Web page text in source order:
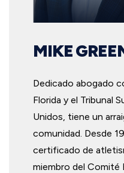
MIKE
Dedicado abogado
Florida y el Tribunal
Unidos, tiene un
comunidad. Desde
certificado de
miembro del Comité